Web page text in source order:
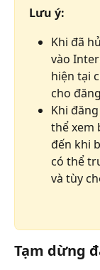
Lưu ý:
Khi đã
vào
hiện tại
cho
Khi
thể xem
đến khi
có thể
và tùy
Tạm dừng